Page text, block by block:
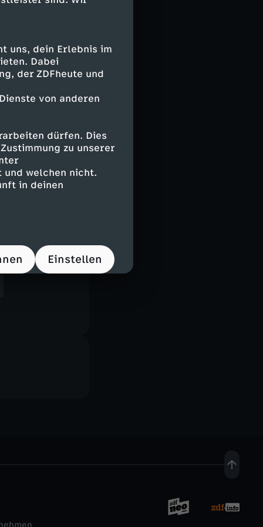
uns, dein Erlebnis im
Dabei
der ZDFheute und
von anderen
dürfen. Dies
zu unserer
und welchen nicht.
in deinen
Einstellen
und das
können,
Ein halbes
und
ein
ihrer Klasse.
immer